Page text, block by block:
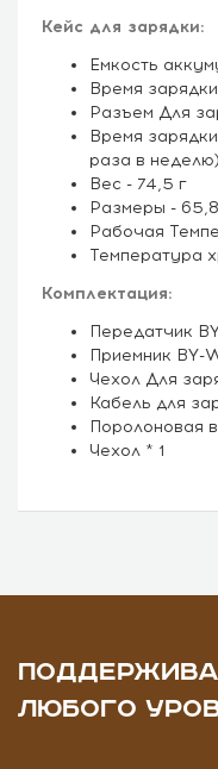
Кейс для зарядки:
Емкость
Время
Разъем Для
Время
раза в неделю)
Вес - 74,5 г
Размеры -
Рабочая
Температура
Комплектация:
Передатчик
Приемник BY-
Чехол Для
Кабель для
Поролоновая
Чехол * 1
ЛЮБОГО